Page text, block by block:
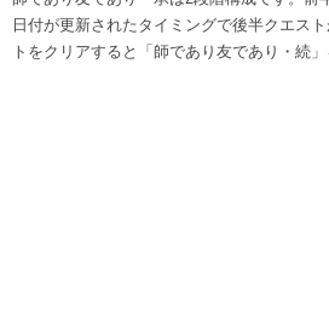
日付が更新されたタイミングで後半クエス
トをクリアすると「師であり友であり・続」